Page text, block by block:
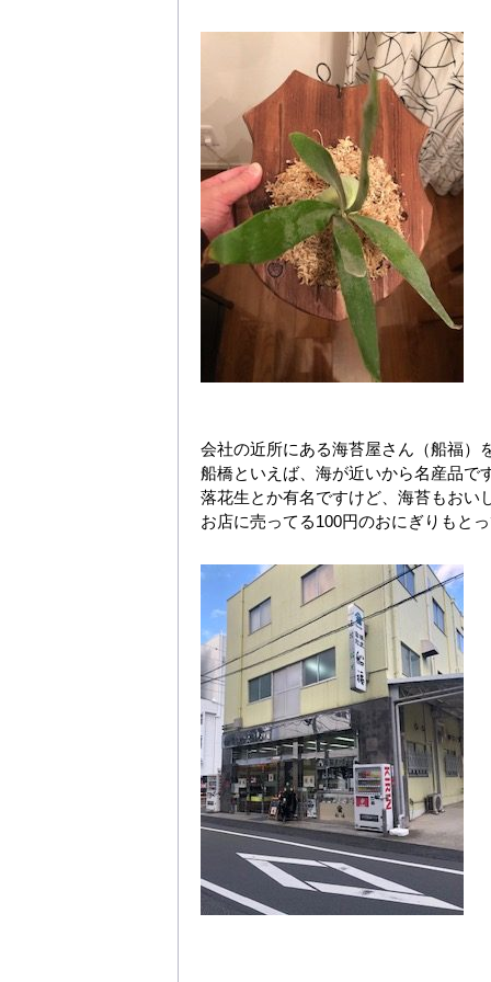
会社の近所にある海苔屋さん（船福）
船橋といえば、海が近いから名産品で
落花生とか有名ですけど、海苔もおい
お店に売ってる100円のおにぎりもと